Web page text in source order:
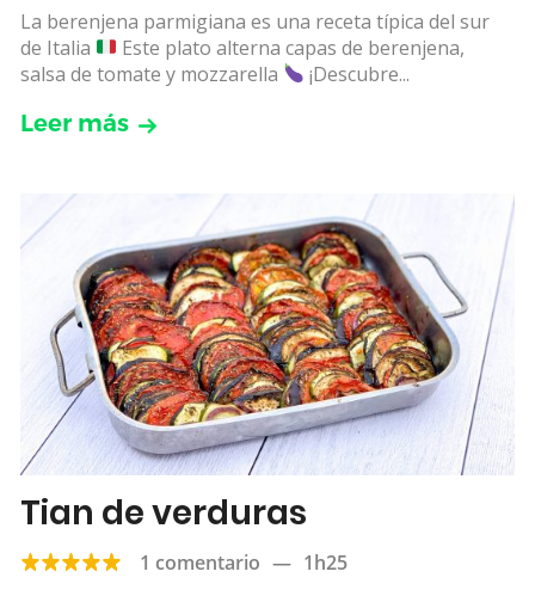
La berenjena parmigiana es una receta típica del sur
de Italia
Este plato alterna capas de berenjena,
salsa de tomate y mozzarella
¡Descubre...
Leer más
Tian de verduras
1 comentario — 1h25